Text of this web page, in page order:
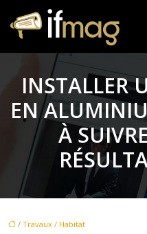
INSTALLER
EN
À
/ Travaux / Habitat